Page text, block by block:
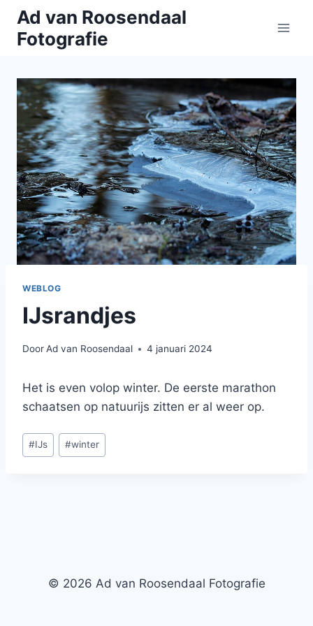
Doorgaan
naar
inhoud
Ad van Roosendaal
Fotografie
WEBLOG
IJsrandjes
DoorAd van Roosendaal 4 januari 2024
Het is even volop winter. De eerste marathon
schaatsen op natuurijs zitten er al weer op.
Bericht
tags:
#IJs #winter
© 2026 Ad van Roosendaal Fotografie